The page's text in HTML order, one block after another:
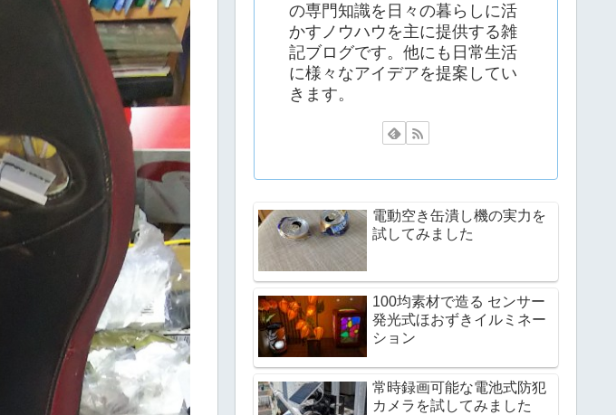
の専門知識を日々の暮らしに活
かすノウハウを主に提供する雑
記ブログです。他にも日常生活
に様々なアイデアを提案してい
きます。
電動空き缶潰し機の実力を
試してみました
100均素材で造る センサー
発光式ほおずきイルミネー
ション
常時録画可能な電池式防犯
カメラを試してみました